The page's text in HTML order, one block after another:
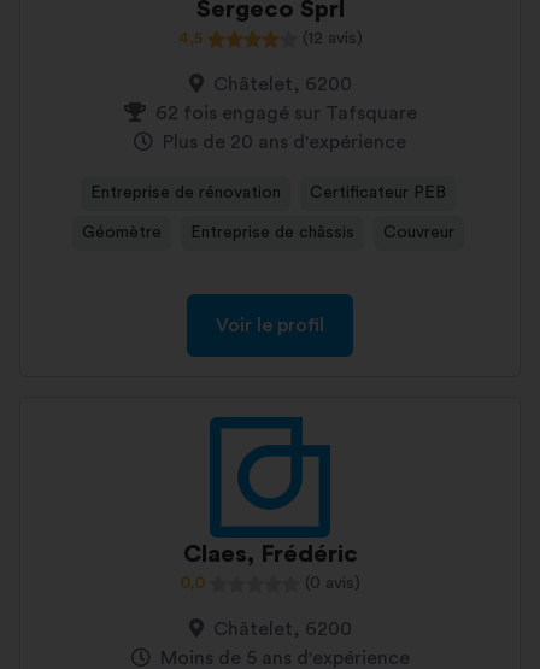
Sergeco Sprl
4,5 (12 avis)
Châtelet, 6200
62 fois engagé sur Tafsquare
Plus de 20 ans d'expérience
Entreprise de rénovation Certificateur PEB
Géomètre Entreprise de châssis Couvreur
Voir le profil
Claes, Frédéric
0,0 (0 avis)
Châtelet, 6200
Moins de 5 ans d'expérience